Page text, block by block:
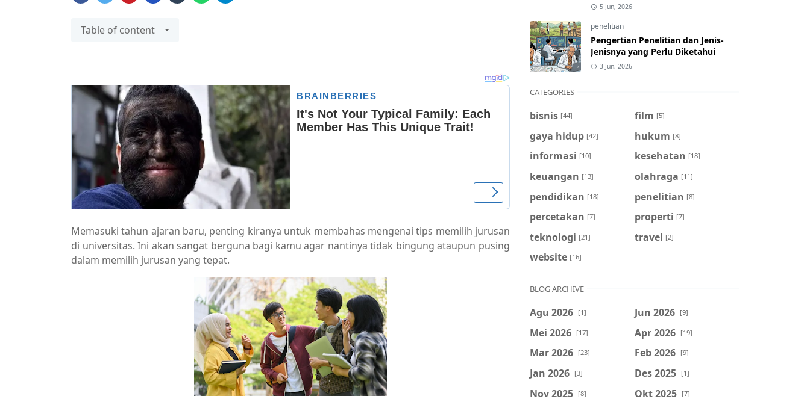
Table of content
Memasuki tahun ajaran baru, penting kiranya untuk membahas mengenai tips memilih jurusan
di universitas. Ini akan sangat berguna bagi kamu agar nantinya tidak bingung ataupun pusing
dalam memilih jurusan yang tepat.
5 Jun, 2026
penelitian
Pengertian Penelitian dan Jenis-
Jenisnya yang Perlu Diketahui
3 Jun, 2026
CATEGORIES
bisnis [44] film [5]
gaya hidup [42] hukum [8]
informasi [10] kesehatan [18]
keuangan [13] olahraga [11]
pendidikan [18] penelitian [8]
percetakan [7] properti [7]
teknologi [21] travel [2]
website [16]
BLOG ARCHIVE
Agu 2026 [1] Jun 2026 [9]
Mei 2026 [17] Apr 2026 [19]
Mar 2026 [23] Feb 2026 [9]
Jan 2026 [3] Des 2025 [1]
Nov 2025 [8] Okt 2025 [7]